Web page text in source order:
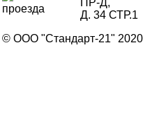
ПР-Д,
Д. 34 СТР.1
© ООО "Стандарт-21" 2020